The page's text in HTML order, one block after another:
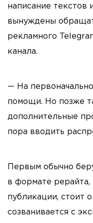
написание текстов
вынуждены
рекламного
канала.
— На
помощи. Но позже
дополнительные
пора вводить
Первым обычно
в формате рерайта,
публикации, стоит
созванивается с